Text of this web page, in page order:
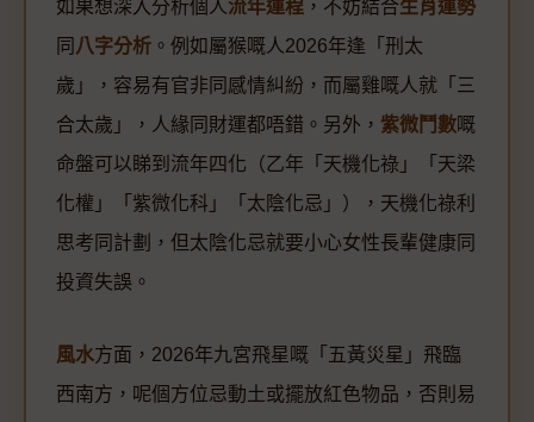
如果想深入分析個人 流年運程 ，不妨結合生肖運勢
同 八字分析 。例如屬猴嘅人2026年逢「刑太
歲」，容易有官非同感情糾紛，而屬雞嘅人就「三
合太歲」，人緣同財運都唔錯。另外， 紫微鬥數嘅
命盤可以睇到流年四化（乙年「天機化祿」「天梁
化權」「紫微化科」「太陰化忌」），天機化祿利
思考同計劃，但太陰化忌就要小心女性長輩健康同
投資失誤。
風水方面，2026年九宮飛星嘅「五黃災星」飛臨
西南方，呢個方位忌動土或擺放紅色物品，否則易